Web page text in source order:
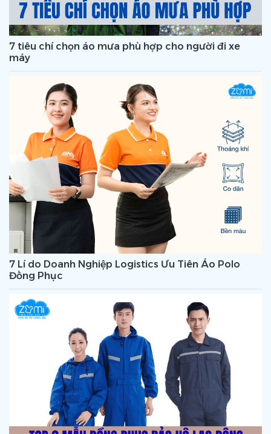
7 tiêu chí chọn áo mưa phù hợp cho người đi xe
máy
7 Lí do Doanh Nghiệp Logistics Ưu Tiên Áo Polo
Đồng Phục